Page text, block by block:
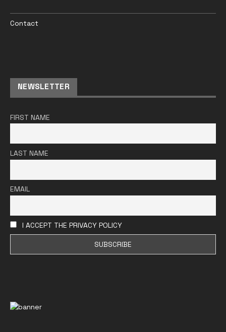
Contact
NEWSLETTER
FIRST NAME
LAST NAME
EMAIL
I ACCEPT THE PRIVACY POLICY